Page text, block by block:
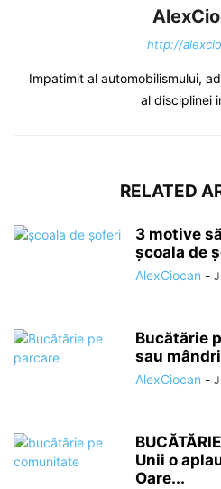
http://
Impatimit al automobilismului,
al disciplinei
RELATED
3 motive
școala de
AlexCiocan -
Bucătărie
sau
AlexCiocan -
Unii o
Oare...